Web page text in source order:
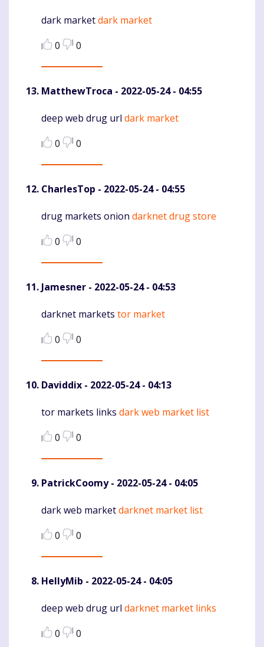
Komentaras
dark marketdark market
0
0
MatthewTroca - 2022-05-24 - 04:55
Komentaras
deep web drug url dark market
0
0
CharlesTop - 2022-05-24 - 04:55
Komentaras
drug markets onion darknet drug store
0
0
Jamesner - 2022-05-24 - 04:53
Komentaras
darknet markets tor market
0
0
Daviddix - 2022-05-24 - 04:13
Komentaras
tor markets links dark web market list
0
0
PatrickCoomy- 2022-05-24 - 04:05
Komentaras
dark web marketdarknet market list
0
0
HellyMib - 2022-05-24 - 04:05
Komentaras
deep web drug url darknet market links
0
0